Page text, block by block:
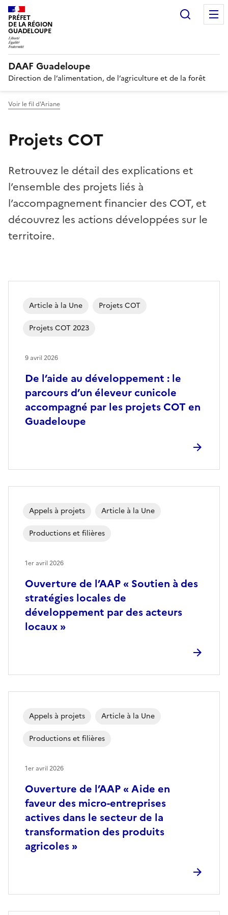
PRÉFET
DE LA RÉGION
GUADELOUPE
DAAF Guadeloupe
Direction de l’alimentation, de l’agriculture et de la forêt
Voir le fil d'Ariane
Projets COT
Retrouvez le détail des explications et
l’ensemble des projets liés à
l’accompagnement financier des COT, et
découvrez les actions développées sur le
territoire.
De l’aide au développement : le
parcours d’un éleveur cunicole
accompagné par les projets COT en
Guadeloupe
Article à la Une Projets COT
Projets COT 2023
9 avril 2026
Ouverture de l’AAP « Soutien à des
stratégies locales de
développement par des acteurs
locaux »
Appels à projets Article à la Une
Productions et filières
1er avril 2026
Ouverture de l’AAP « Aide en
faveur des micro-entreprises
actives dans le secteur de la
transformation des produits
agricoles »
Appels à projets Article à la Une
Productions et filières
1er avril 2026